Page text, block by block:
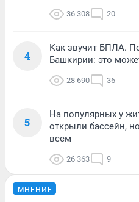
36 308 20
4
Как звучит БПЛА.
Башкирии: это
28 690 36
5
На популярных у
открыли бассейн,
всем
26 363 9
МНЕНИЕ